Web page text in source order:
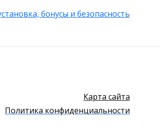
бонусы и безопасность
Карта сайта
Политика конфиденциальности